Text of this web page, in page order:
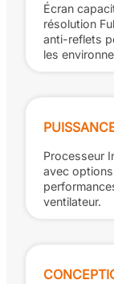
Écran
résolution
anti-reflets
les
Processeur
avec
ventilateur.